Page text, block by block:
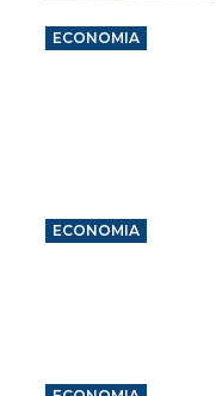
ECONOMIA
ECONOMIA